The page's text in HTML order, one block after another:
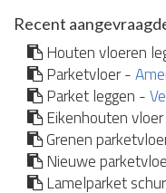
Recent
Houten vloeren
Parketvloer -
Parket leggen -
Eikenhouten
Grenen
Nieuwe
Lamelparket